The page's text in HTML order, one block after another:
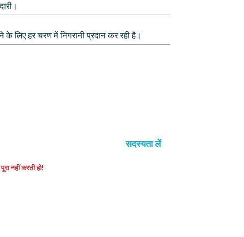
लिए हर चरण में निगरानी प्रदान कर रही है।
नहीं करती हो!
सदस्यता लें